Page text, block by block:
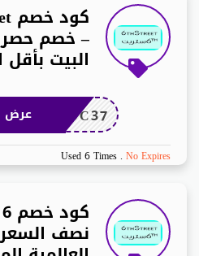
– خصم
البيت بأقل
DC37 عرض
Used 6 Times . No Expires
نصف